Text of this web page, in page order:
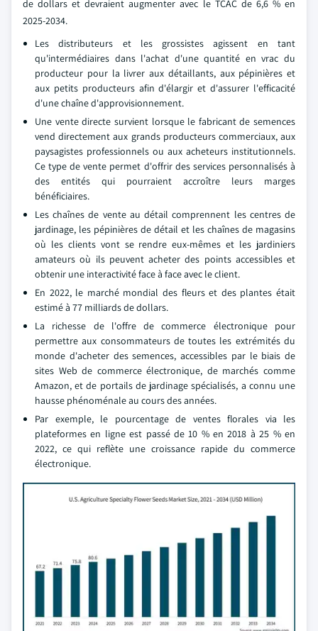
de dollars et devraient augmenter avec le TCAC de 6,6 % en
2025-2034.
Les distributeurs et les grossistes agissent en tant
qu'intermédiaires dans l'achat d'une quantité en vrac du
producteur pour la livrer aux détaillants, aux pépinières et
aux petits producteurs afin d'élargir et d'assurer l'efficacité
d'une chaîne d'approvisionnement.
Une vente directe survient lorsque le fabricant de semences
vend directement aux grands producteurs commerciaux, aux
paysagistes professionnels ou aux acheteurs institutionnels.
Ce type de vente permet d'offrir des services personnalisés à
des entités qui pourraient accroître leurs marges
bénéficiaires.
Les chaînes de vente au détail comprennent les centres de
jardinage, les pépinières de détail et les chaînes de magasins
où les clients vont se rendre eux-mêmes et les jardiniers
amateurs où ils peuvent acheter des points accessibles et
obtenir une interactivité face à face avec le client.
En 2022, le marché mondial des fleurs et des plantes était
estimé à 77 milliards de dollars.
La richesse de l'offre de commerce électronique pour
permettre aux consommateurs de toutes les extrémités du
monde d'acheter des semences, accessibles par le biais de
sites Web de commerce électronique, de marchés comme
Amazon, et de portails de jardinage spécialisés, a connu une
hausse phénoménale au cours des années.
Par exemple, le pourcentage de ventes florales via les
plateformes en ligne est passé de 10 % en 2018 à 25 % en
2022, ce qui reflète une croissance rapide du commerce
électronique.